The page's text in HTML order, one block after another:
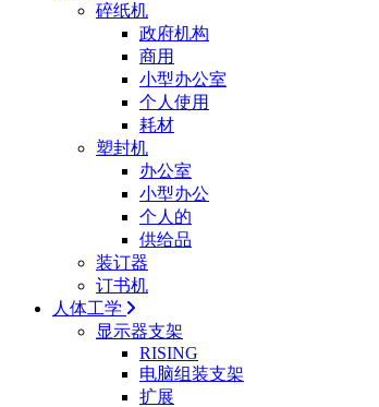
碎纸机
政府机构
商用
小型办公室
个人使用
耗材
塑封机
办公室
小型办公
个人的
供给品
装订器
订书机
人体工学
显示器支架
RISING
电脑组装支架
扩展